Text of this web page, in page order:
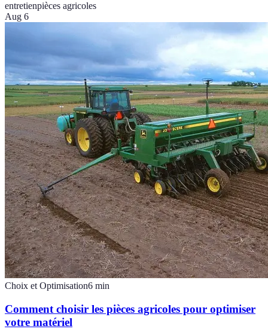
entretienpièces agricoles
Aug 6
Choix et Optimisation6 min
Comment choisir les pièces agricoles pour optimiser
votre matériel